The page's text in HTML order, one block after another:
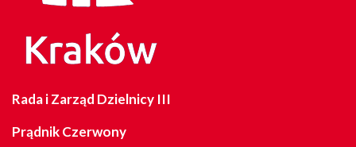
Rada i Zarząd Dzielnicy III
Prądnik Czerwony